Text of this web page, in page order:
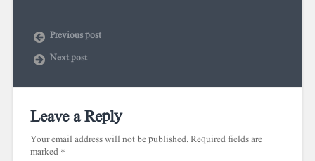
Previous post
Next post
Leave a Reply
Your email address will not be published.Required fields are
marked*